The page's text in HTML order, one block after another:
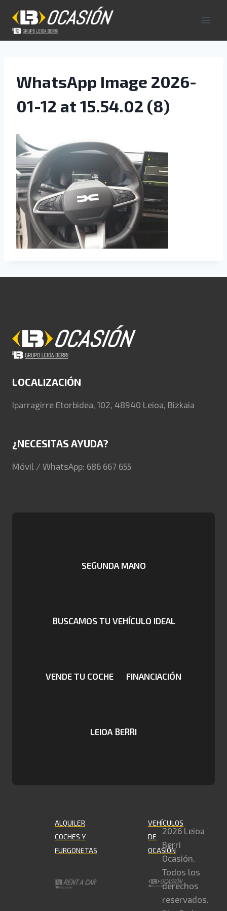
contenido
WhatsApp Image 2026-
01-12 at 15.54.02 (8)
LOCALIZACIÓN
Iparragirre Etorbidea, 102, 48940 Leioa, Bizkaia
¿NECESITAS AYUDA?
Móvil / WhatsApp: 686 667 655
SEGUNDA MANO
BUSCAMOS TU VEHÍCULO IDEAL
VENDE TU COCHE FINANCIACIÓN
LEIOA BERRI
ALQUILER
COCHES Y
FURGONETAS
VEHÍCULOS
DE
OCASIÓN
2026 Leioa
Berri
Ocasión.
Todos los
derechos
reservados.